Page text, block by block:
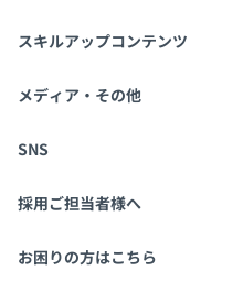
転職・キャリア
スキルアップコンテンツ
学習
メディア・その他
Tech Team Journal
SNS
X
採用ご担当者様へ
採用・教育をお考えの企業様へ
お困りの方はこちら